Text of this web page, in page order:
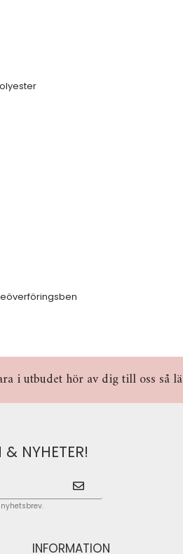
i utbudet hör av dig till oss så
NYHETER!
INFORMATION